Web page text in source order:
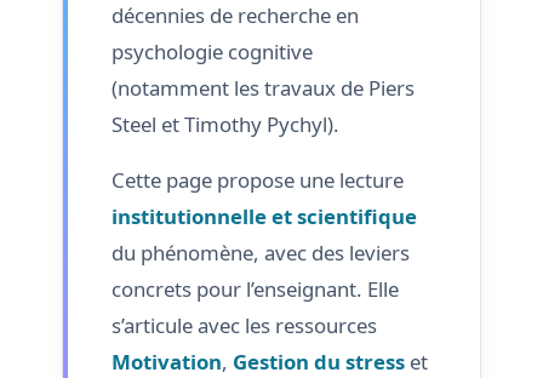
décennies de recherche en
psychologie cognitive
(notamment les travaux de Piers
Steel et Timothy Pychyl).
Cette page propose une lecture
institutionnelle et scientifique
du phénomène, avec des leviers
concrets pour l’enseignant. Elle
s’articule avec les ressources
Motivation, Gestion du stresset